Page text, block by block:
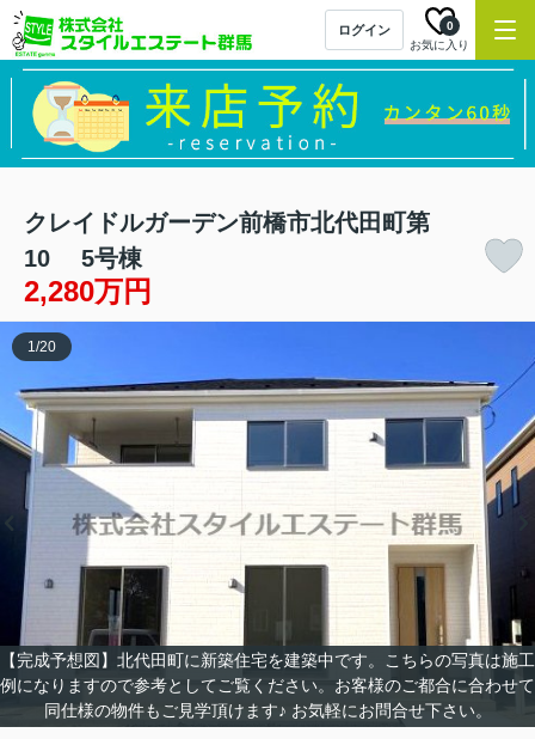
ログイン
お気に入り
0
クレイドルガーデン前橋市北代田町第
10 5号棟
2,280万円
【完成予想図】北代田町に新築住宅を建築中です。こちらの写真は施工
例になりますので参考としてご覧ください。お客様のご都合に合わせて
同仕様の物件もご見学頂けます♪ お気軽にお問合せ下さい。
1 /20